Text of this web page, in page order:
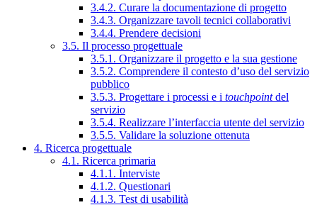
3.4.2. Curare la documentazione di progetto
3.4.3. Organizzare tavoli tecnici collaborativi
3.4.4. Prendere decisioni
3.5. Il processo progettuale
3.5.1. Organizzare il progetto e la sua gestione
3.5.2. Comprendere il contesto d’uso del servizio
pubblico
3.5.3. Progettare i processi e i touchpointdel
servizio
3.5.4. Realizzare l’interfaccia utente del servizio
3.5.5. Validare la soluzione ottenuta
4. Ricerca progettuale
4.1. Ricerca primaria
4.1.1. Interviste
4.1.2. Questionari
4.1.3. Test di usabilità